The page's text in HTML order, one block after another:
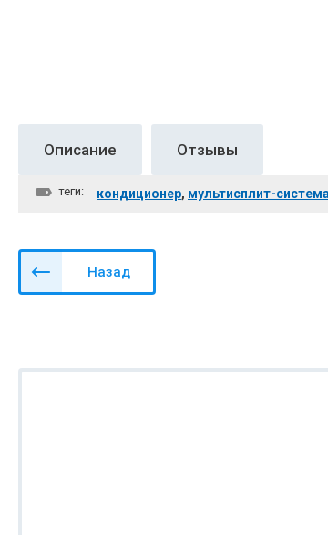
Описание Отзывы
теги: кондиционер, мультисплит-система
Назад